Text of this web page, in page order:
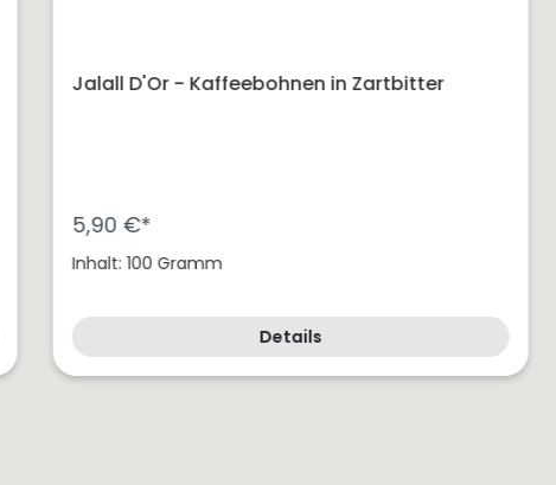
Jalall D'Or - Kaffeebohnen in Zartbitter
5,90 €*
Inhalt: 100 Gramm
Details